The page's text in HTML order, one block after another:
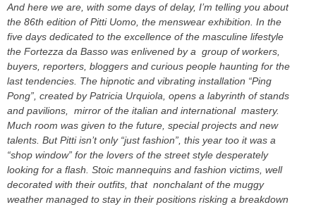
And here we are, with some days of delay, I’m telling you about
the 86th edition of Pitti Uomo, the menswear exhibition. In the
five days dedicated to the excellence of the masculine lifestyle
the Fortezza da Basso was enlivened by a group of workers,
buyers, reporters, bloggers and curious people haunting for the
last tendencies. The hipnotic and vibrating installation “Ping
Pong”, created by Patricia Urquiola, opens a labyrinth of stands
and pavilions, mirror of the italian and international mastery.
Much room was given to the future, special projects and new
talents. But Pitti isn’t only “just fashion”, this year too it was a
“shop window” for the lovers of the street style desperately
looking for a flash. Stoic mannequins and fashion victims, well
decorated with their outfits, that nonchalant of the muggy
weather managed to stay in their positions risking a breakdown